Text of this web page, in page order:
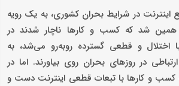
در شرایط بحران کشوری، به یک رویه
شد که کسب و کارها ناچار شدند در
اختلال و قطعی گسترده روبه‌رو می‌شد، به
در روزهای بحران روی بیاورند. اما در
کسب و کارها با تبعات قطعی اینترنت دست و